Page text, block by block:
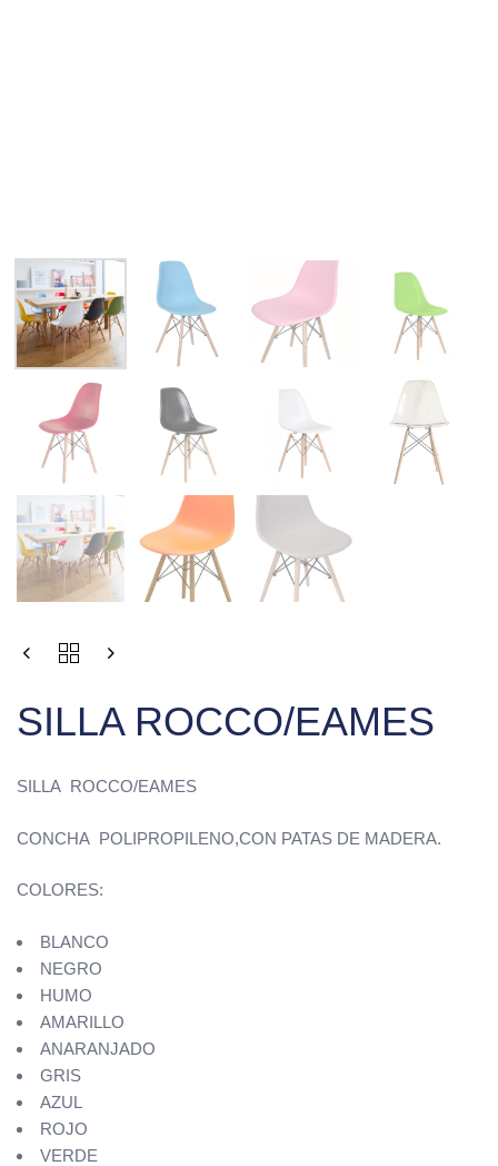
SILLA ROCCO/EAMES
SILLA ROCCO/EAMES
CONCHA POLIPROPILENO,CON PATAS DE MADERA.
COLORES:
BLANCO
NEGRO
HUMO
AMARILLO
ANARANJADO
GRIS
AZUL
ROJO
VERDE